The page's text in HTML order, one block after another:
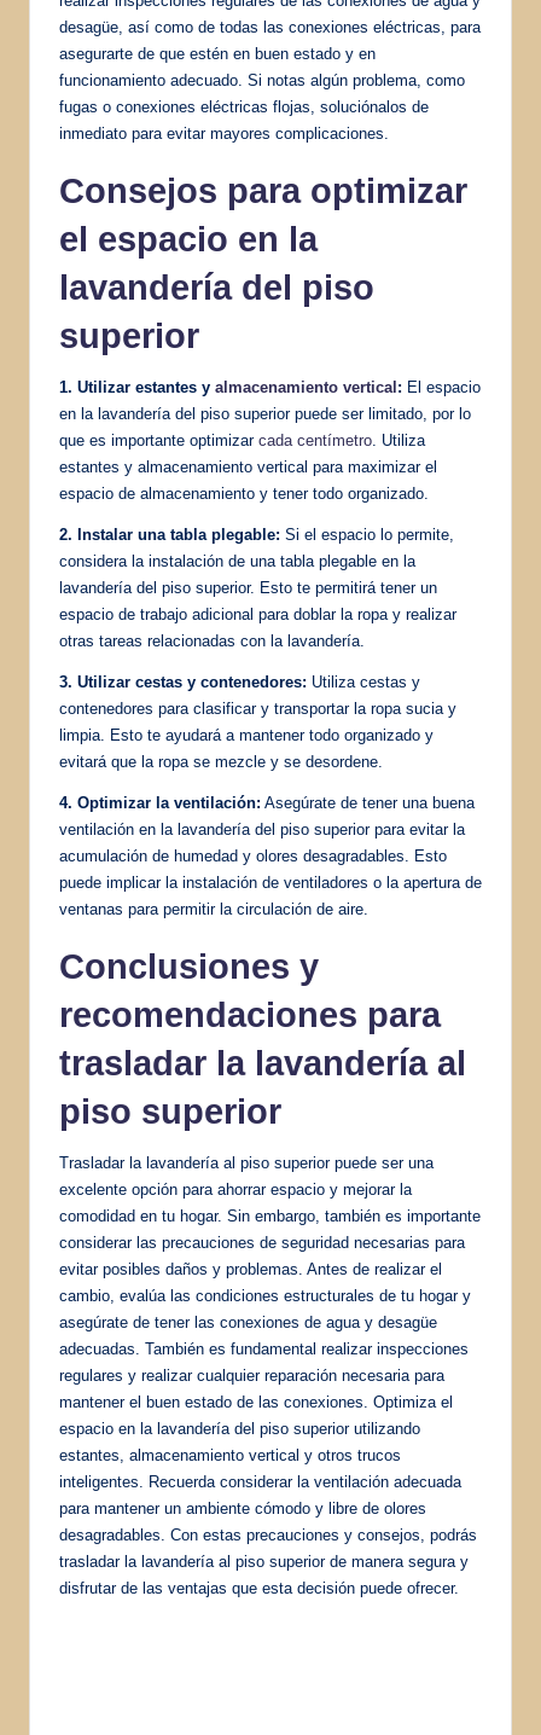
desagüe, así como de todas las conexiones eléctricas, para
asegurarte de que estén en buen estado y en
funcionamiento adecuado. Si notas algún problema, como
fugas o conexiones eléctricas flojas, soluciónalos de
inmediato para evitar mayores complicaciones.
Consejos para optimizar
el espacio en la
lavandería del piso
superior
1. Utilizar estantes y almacenamiento vertical : El espacio
en la lavandería del piso superior puede ser limitado, por lo
que es importante optimizar cada centímetro . Utiliza
estantes y almacenamiento vertical para maximizar el
espacio de almacenamiento y tener todo organizado.
2. Instalar una tabla plegable: Si el espacio lo permite,
considera la instalación de una tabla plegable en la
lavandería del piso superior. Esto te permitirá tener un
espacio de trabajo adicional para doblar la ropa y realizar
otras tareas relacionadas con la lavandería.
3. Utilizar cestas y contenedores: Utiliza cestas y
contenedores para clasificar y transportar la ropa sucia y
limpia. Esto te ayudará a mantener todo organizado y
evitará que la ropa se mezcle y se desordene.
4. Optimizar la ventilación: Asegúrate de tener una buena
ventilación en la lavandería del piso superior para evitar la
acumulación de humedad y olores desagradables. Esto
puede implicar la instalación de ventiladores o la apertura de
ventanas para permitir la circulación de aire.
Conclusiones y
recomendaciones para
trasladar la lavandería al
piso superior
Trasladar la lavandería al piso superior puede ser una
excelente opción para ahorrar espacio y mejorar la
comodidad en tu hogar. Sin embargo, también es importante
considerar las precauciones de seguridad necesarias para
evitar posibles daños y problemas. Antes de realizar el
cambio, evalúa las condiciones estructurales de tu hogar y
asegúrate de tener las conexiones de agua y desagüe
adecuadas. También es fundamental realizar inspecciones
regulares y realizar cualquier reparación necesaria para
mantener el buen estado de las conexiones. Optimiza el
espacio en la lavandería del piso superior utilizando
estantes, almacenamiento vertical y otros trucos
inteligentes. Recuerda considerar la ventilación adecuada
para mantener un ambiente cómodo y libre de olores
desagradables. Con estas precauciones y consejos, podrás
trasladar la lavandería al piso superior de manera segura y
disfrutar de las ventajas que esta decisión puede ofrecer.